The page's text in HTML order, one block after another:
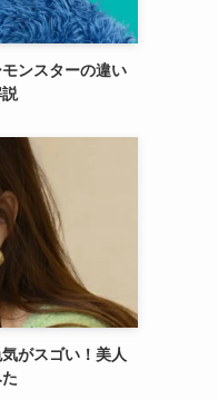
ンスターの違い
がスゴい！美人